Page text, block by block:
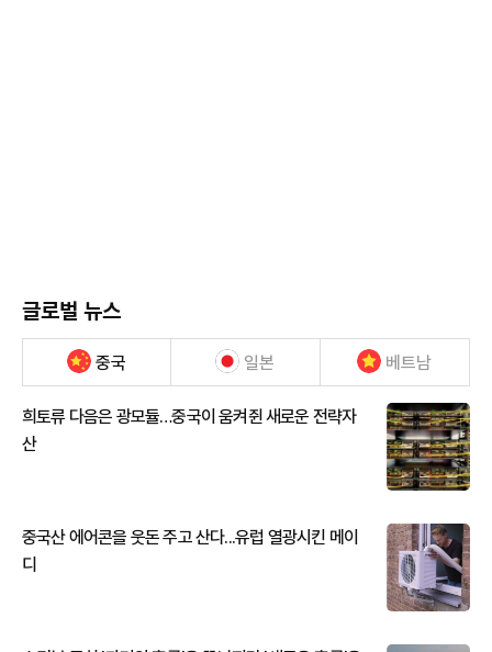
글로벌 뉴스
중국 일본 베트남
희토류 다음은 광모듈…중국이 움켜쥔 새로운 전략자
산
중국산 에어콘을 웃돈 주고 산다...유럽 열광시킨 메이
디